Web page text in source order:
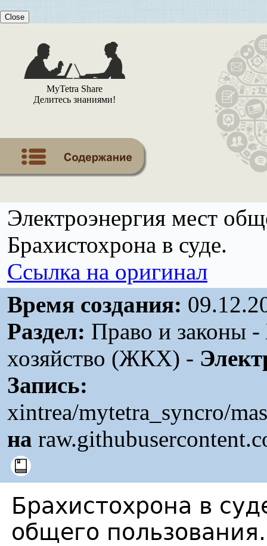
Close
MyTetra Share
Делитесь знаниями!
Электроэнергия мест
Брахистохрона в суде.
Ссылка на оригинал
Время создания:
Раздел: Право и законы
хозяйство (ЖКХ) -
Запись:
xintrea/mytetra_syncro/
на
Брахистохрона в
общего пользования.